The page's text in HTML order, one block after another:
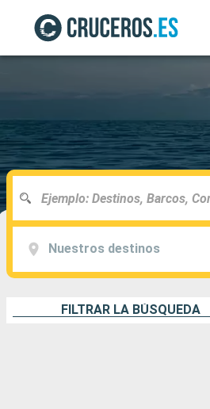
Nuestros destinos
FILTRAR LA BÚSQUEDA